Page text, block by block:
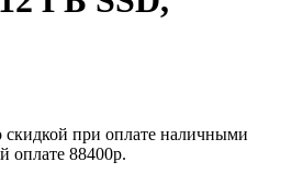
скидкой при оплате наличными
оплате 88400р.